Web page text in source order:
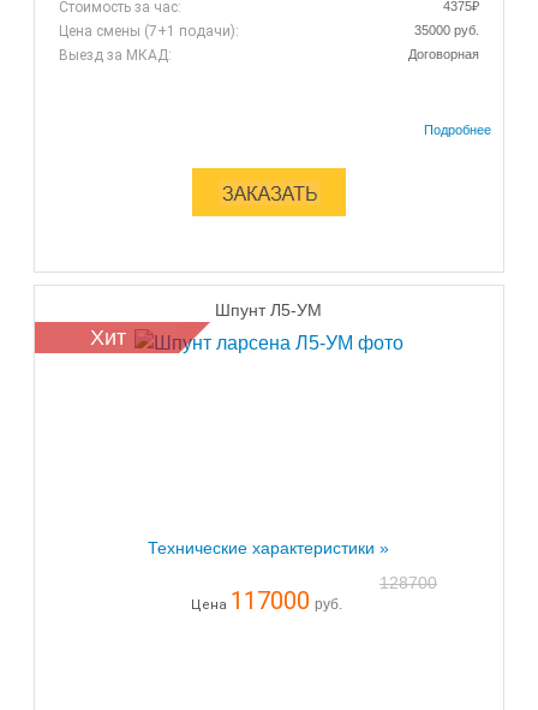
Стоимость за час: 4375₽
Цена смены (7+1 подачи): 35000 руб.
Выезд за МКАД: Договорная
Хит
Шпунт Л5-УМ
Технические характеристики »
128700
Цена 117000 руб.